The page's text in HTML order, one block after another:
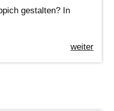
gestalten? In
weiter